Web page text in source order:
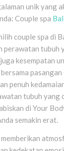
unik yang
Couple spa
couple spa di
perawatan tubuh
kesempatan
pasangan
penuh
tubuh yang
di Your
semakin erat.
memberikan